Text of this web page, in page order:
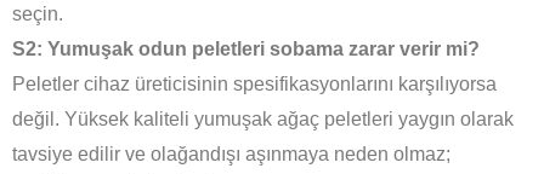
seçin.
S2: Yumuşak odun peletleri sobama zarar verir mi?
Peletler cihaz üreticisinin spesifikasyonlarını karşılıyorsa
değil. Yüksek kaliteli yumuşak ağaç peletleri yaygın olarak
tavsiye edilir ve olağandışı aşınmaya neden olmaz;